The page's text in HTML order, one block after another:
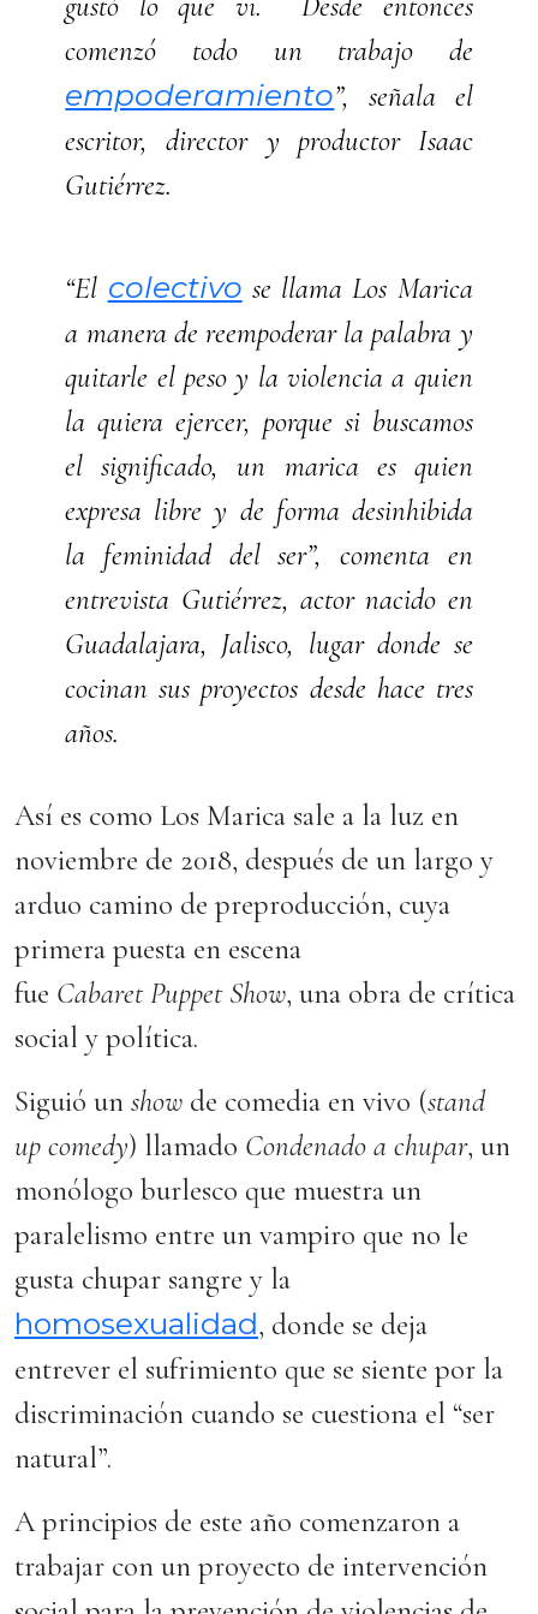
comenzó todo un trabajo de
empoderamiento”, señala el
escritor, director y productor Isaac
Gutiérrez.
“El colectivo se llama Los Marica
a manera de reempoderar la palabra y
quitarle el peso y la violencia a quien
la quiera ejercer, porque si buscamos
el significado, un marica es quien
expresa libre y de forma desinhibida
la feminidad del ser”, comenta en
entrevista Gutiérrez, actor nacido en
Guadalajara, Jalisco, lugar donde se
cocinan sus proyectos desde hace tres
años.
Así es como Los Marica sale a la luz en
noviembre de 2018, después de un largo y
arduo camino de preproducción, cuya
primera puesta en escena
fue Cabaret Puppet Show, una obra de crítica
social y política.
Siguió un show de comedia en vivo (stand
up comedy) llamado Condenado a chupar, un
monólogo burlesco que muestra un
paralelismo entre un vampiro que no le
gusta chupar sangre y la
homosexualidad, donde se deja
entrever el sufrimiento que se siente por la
discriminación cuando se cuestiona el “ser
natural”.
A principios de este año comenzaron a
trabajar con un proyecto de intervención